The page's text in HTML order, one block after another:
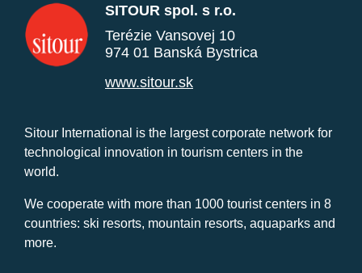
SITOUR spol. s r.o.
Terézie Vansovej 10
974 01 Banská Bystrica
www.sitour.sk
Sitour International is the largest corporate network for
technological innovation in tourism centers in the
world.
We cooperate with more than 1000 tourist centers in 8
countries: ski resorts, mountain resorts, aquaparks and
more.